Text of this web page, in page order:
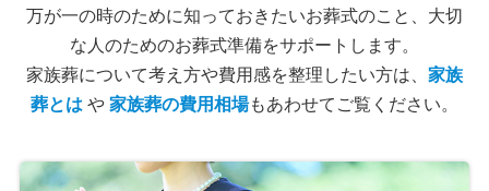
万が一の時のために知っておきたいお葬式のこと、大切
な人のためのお葬式準備をサポートします。
家族葬について考え方や費用感を整理したい方は、 家族
葬とはや家族葬の費用相場もあわせてご覧ください。